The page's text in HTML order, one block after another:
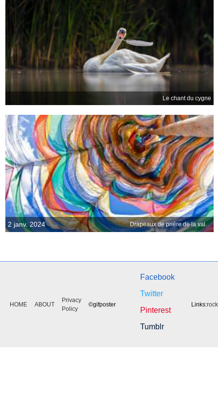
Le chant du cygne
2 janv. 2024 Drapeaux de prière de la vallée de Phobjikha, Bhoutan
HOME ABOUT
Privacy
Policy
©gifposter
Facebook
Twitter
Pinterest
Tumblr
Links: